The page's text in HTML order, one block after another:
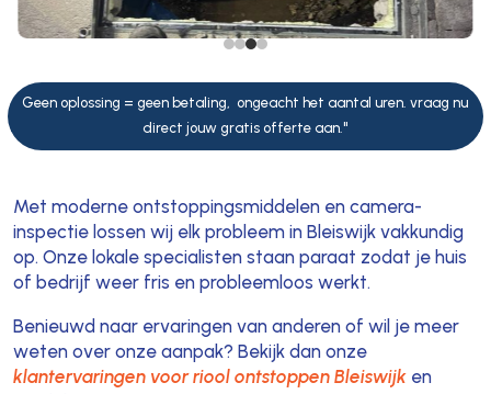
Geen oplossing = geen betaling, ongeacht het aantal uren. vraag nu
direct jouw gratis offerte aan."
Met moderne ontstoppingsmiddelen en camera-
inspectie lossen wij elk probleem in Bleiswijk vakkundig
op. Onze lokale specialisten staan paraat zodat je huis
of bedrijf weer fris en probleemloos werkt.
Benieuwd naar ervaringen van anderen of wil je meer
weten over onze aanpak? Bekijk dan onze
klantervaringen voor riool ontstoppen Bleiswijken